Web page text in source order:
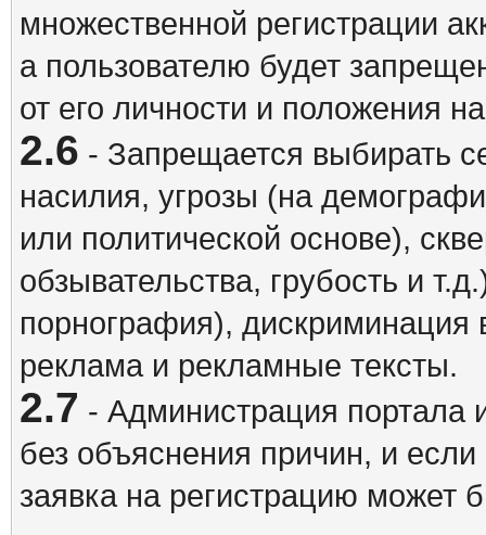
множественной регистрации
а пользователю будет
от его личности и положения
2.6 - Запрещается выбирать
насилия, угрозы (на
или политической основе),
обзывательства, грубость и
порнография),
реклама и рекламные тексты.
2.7 - Администрация портала
без объяснения причин, и
заявка на регистрацию может